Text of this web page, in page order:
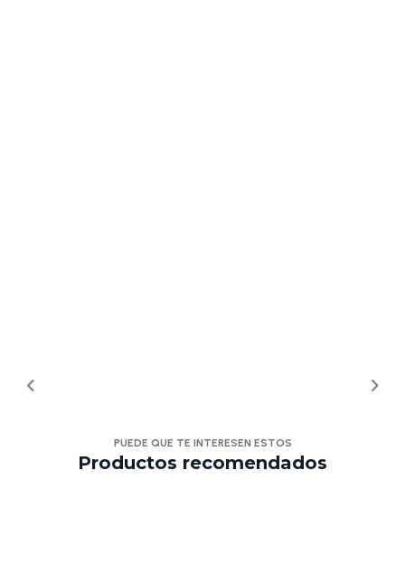
PUEDE QUE TE INTERESEN ESTOS
Productos recomendados